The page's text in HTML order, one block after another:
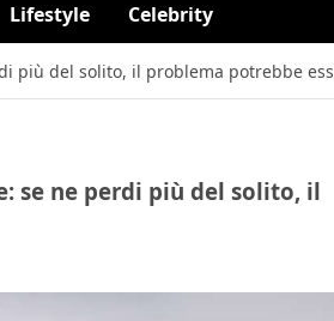
Lifestyle Celebrity
più del solito, il problema potrebbe
se ne perdi più del solito, il